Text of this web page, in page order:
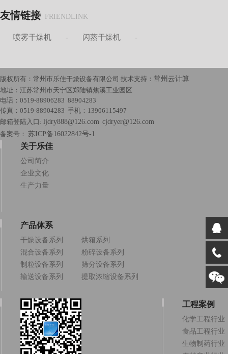
友情链接 FRIENDLINK
喷雾干燥机 - 闪蒸干燥机 -
版权所有：常州市乐佳干燥设备有限公司 技术支持： 常州云计算
地址：江苏常州市天宁区郑陆镇焦溪工业园区
电话：0519-88906283 88904283
传真：0519-88904283 手机：13906115497
邮箱登陆入口: ljdry888@126.com cjdryer@126.com
备案号： 苏ICP备16022842号-1
关于乐佳
公司简介
企业文化
生产力量
产品体系
干燥设备系列
烘箱系列
混合设备系列
粉碎设备系列
制粒设备系列
筛分设备系列
输送设备系列
提取浓缩设备系列
工程案例
化学工程行业
食品工程行业
生物制药行业